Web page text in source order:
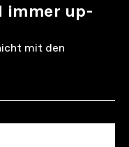
immer up-
mit den